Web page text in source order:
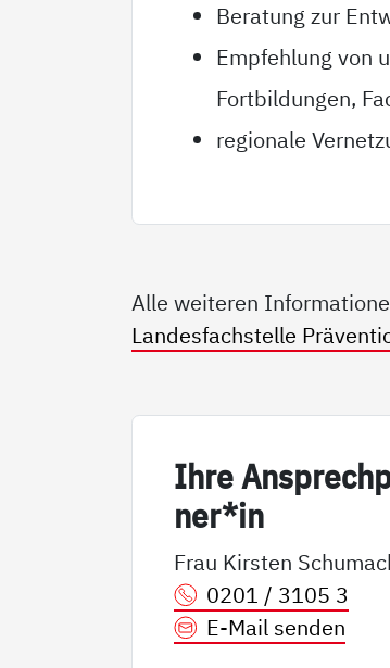
Beratung zur
Empfehlung von
Fortbildungen,
regionale
Alle weiteren
Landesfachstelle
Ih­re
ner*in
Frau Kirsten
0201 / 3105 3
E-Mail senden